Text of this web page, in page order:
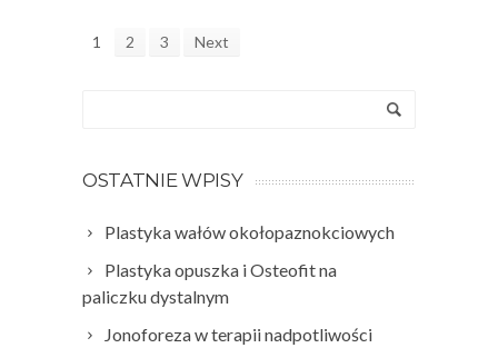
1 2 3 Next
OSTATNIE WPISY
Plastyka wałów okołopaznokciowych
Plastyka opuszka i Osteofit na
paliczku dystalnym
Jonoforeza w terapii nadpotliwości